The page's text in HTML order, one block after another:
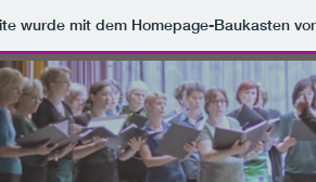
wurde mit dem Homepage-Baukasten